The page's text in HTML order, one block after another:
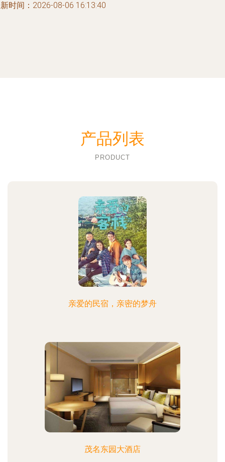
时间：2026-08-06 16:13:40
产品列表
PRODUCT
亲爱的民宿，亲密的梦舟
茂名东园大酒店